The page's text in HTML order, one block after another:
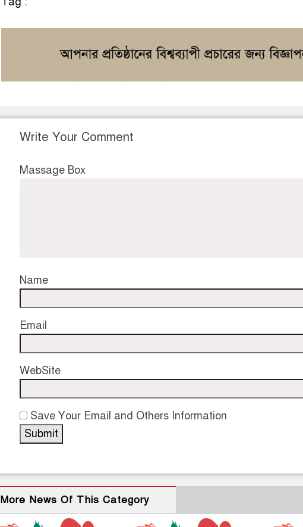
Write Your Comment
Massage Box
Name
Email
WebSite
Save Your Email and Others Information
More News Of This Category